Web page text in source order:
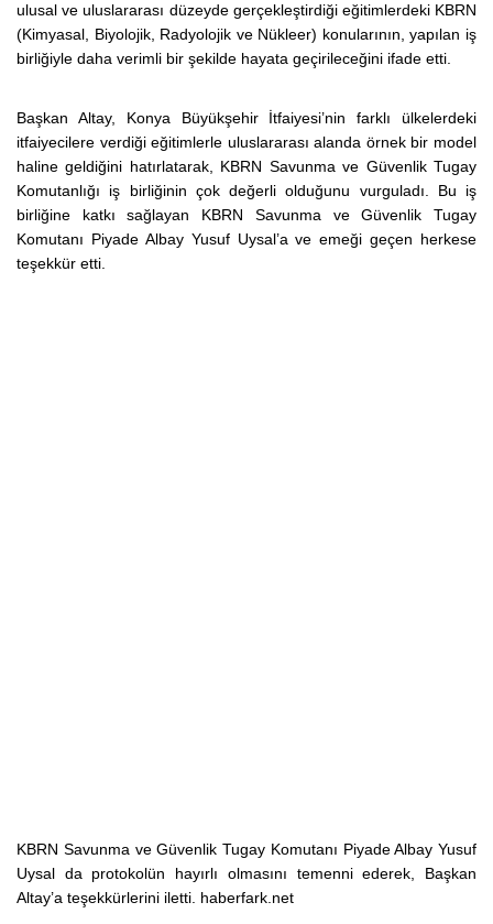
ulusal ve uluslararası düzeyde gerçekleştirdiği eğitimlerdeki KBRN
(Kimyasal, Biyolojik, Radyolojik ve Nükleer) konularının, yapılan iş
birliğiyle daha verimli bir şekilde hayata geçirileceğini ifade etti.
Başkan Altay, Konya Büyükşehir İtfaiyesi’nin farklı ülkelerdeki
itfaiyecilere verdiği eğitimlerle uluslararası alanda örnek bir model
haline geldiğini hatırlatarak, KBRN Savunma ve Güvenlik Tugay
Komutanlığı iş birliğinin çok değerli olduğunu vurguladı. Bu iş
birliğine katkı sağlayan KBRN Savunma ve Güvenlik Tugay
Komutanı Piyade Albay Yusuf Uysal’a ve emeği geçen herkese
teşekkür etti.
KBRN Savunma ve Güvenlik Tugay Komutanı Piyade Albay Yusuf
Uysal da protokolün hayırlı olmasını temenni ederek, Başkan
Altay’a teşekkürlerini iletti. haberfark.net